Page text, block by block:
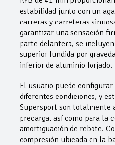
estabilidad junto con un
carreras y carreteras
garantizar una sensación
parte delantera, se
superior fundida por
inferior de aluminio forjado.
El usuario puede
diferentes condiciones, y
Supersport son totalmente
precarga, así como para la
amortiguación de rebote.
compresión ubicada en la